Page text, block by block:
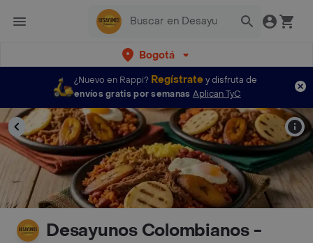
Bogotá
¿Nuevo en Rappi? Regístratey disfruta de
envíos gratis por semanas Aplican TyC
Desayunos Colombianos -